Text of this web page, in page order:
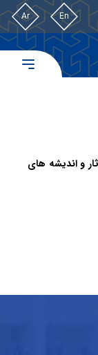
En
Ar
و اندیشه های